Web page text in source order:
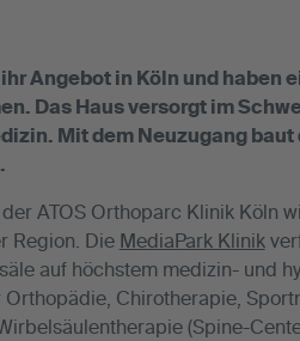
Angebot in Köln und
Das Haus versorgt im
Mit dem Neuzugang
ATOS Orthoparc Klinik Köln
Region. Die MediaPark Klinik
auf höchstem medizin- und
Chirotherapie,
(Spine-